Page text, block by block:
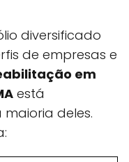
diversificado
de empresas e
em
está
deles.